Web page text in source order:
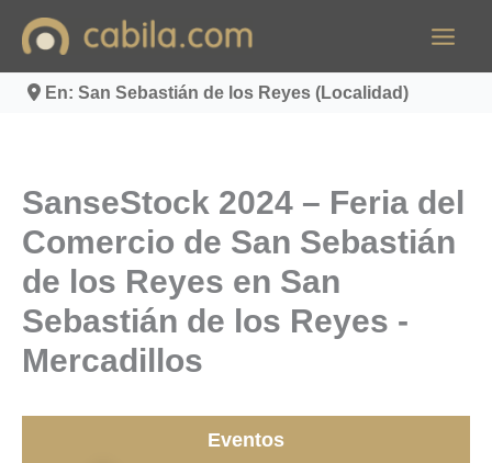
contenido
En: San Sebastián de los Reyes (Localidad)
SanseStock 2024 – Feria del
Comercio de San Sebastián
de los Reyes en San
Sebastián de los Reyes -
Mercadillos
Eventos